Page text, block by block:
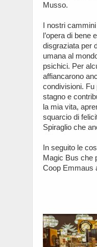
Musso.
I nostri
l’opera di bene
disgraziata per
umana al
psichici. Per
affiancarono
condivisioni. Fu
stagno e
la mia vita,
squarcio di
Spiraglio che
In seguito le
Magic Bus che
Coop Emmaus